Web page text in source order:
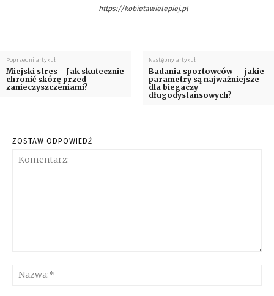
https://kobietawielepiej.pl
Poprzedni artykuł
Miejski stres – Jak skutecznie
chronić skórę przed
zanieczyszczeniami?
Następny artykuł
Badania sportowców — jakie
parametry są najważniejsze
dla biegaczy
długodystansowych?
ZOSTAW ODPOWIEDŹ